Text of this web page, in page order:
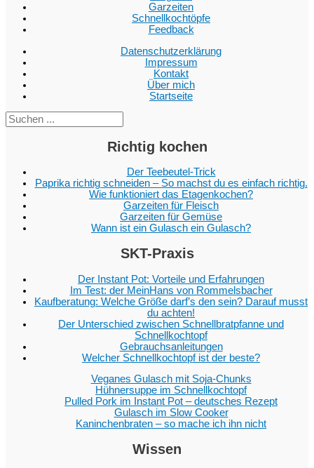
Garzeiten
Schnellkochtöpfe
Feedback
Datenschutzerklärung
Impressum
Kontakt
Über mich
Startseite
Richtig kochen
Der Teebeutel-Trick
Paprika richtig schneiden – So machst du es einfach richtig.
Wie funktioniert das Etagenkochen?
Garzeiten für Fleisch
Garzeiten für Gemüse
Wann ist ein Gulasch ein Gulasch?
SKT-Praxis
Der Instant Pot: Vorteile und Erfahrungen
Im Test: der MeinHans von Rommelsbacher
Kaufberatung: Welche Größe darf’s den sein? Darauf musst
du achten!
Der Unterschied zwischen Schnellbratpfanne und
Schnellkochtopf
Gebrauchsanleitungen
Welcher Schnellkochtopf ist der beste?
Veganes Gulasch mit Soja-Chunks
Hühnersuppe im Schnellkochtopf
Pulled Pork im Instant Pot – deutsches Rezept
Gulasch im Slow Cooker
Kaninchenbraten – so mache ich ihn nicht
Wissen